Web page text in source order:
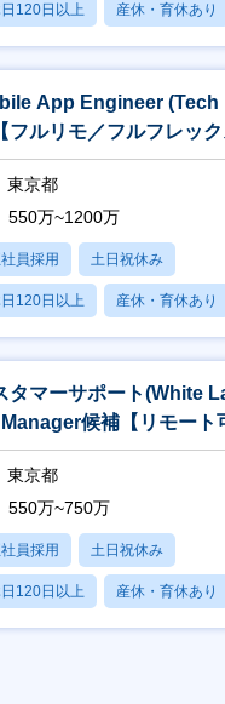
120日以上 産休・育休あり
あり
App Engineer (Tech
フルリモ／フルフレック
東京都
550万~1200万
員採用 土日祝休み
120日以上 産休・育休あり
あり
タマーサポート(White
候補【リモート
フレックス】
東京都
550万~750万
員採用 土日祝休み
120日以上 産休・育休あり
あり